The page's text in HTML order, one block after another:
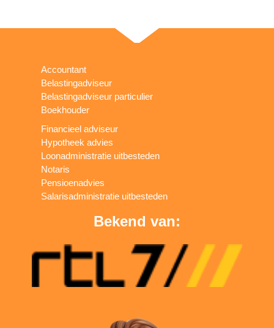
Accountant
Belastingadviseur
Belastingadviseur particulier
Boekhouder
Financieel adviseur
Hypotheek advies
Loonadministratie uitbesteden
Notaris
Pensioenadvies
Salarisadministratie uitbesteden
Bekend van: